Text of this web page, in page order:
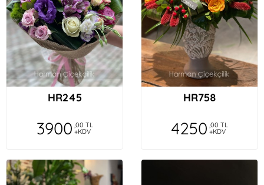
HR245
3900 ,00 TL
+KDV
HR758
4250 ,00 TL
+KDV